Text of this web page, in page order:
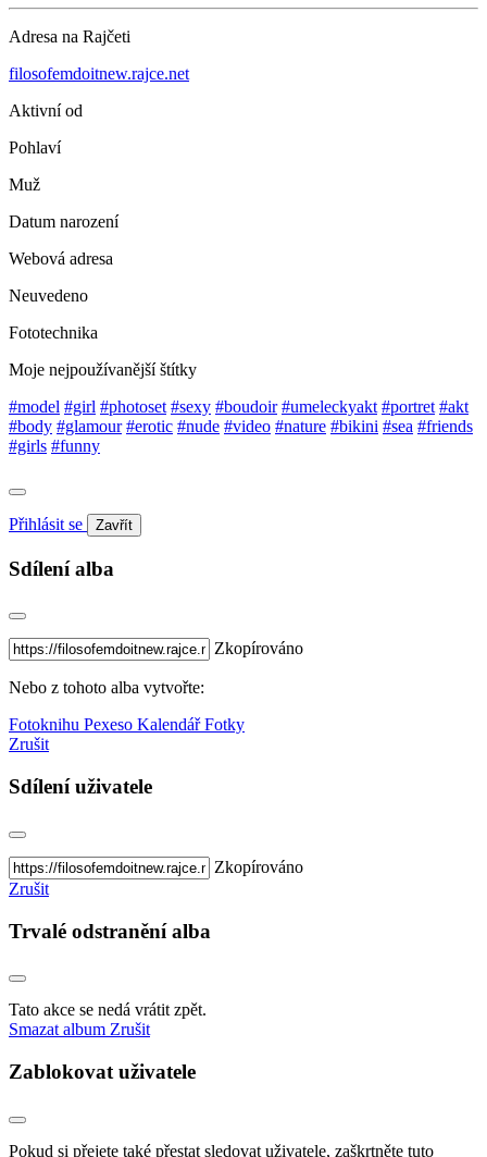
Adresa na Rajčeti
filosofemdoitnew.rajce.net
Aktivní od
Pohlaví
Muž
Datum narození
Webová adresa
Neuvedeno
Fototechnika
Moje nejpoužívanější štítky
#model #girl #photoset #sexy #boudoir #umeleckyakt #portret #akt
#body #glamour #erotic #nude #video #nature #bikini #sea #friends
#girls #funny
Přihlásit se Zavřít
Sdílení alba
Zkopírováno
Nebo z tohoto alba vytvořte:
Fotoknihu Pexeso KalendářFotky
Zrušit
Sdílení uživatele
Zkopírováno
Zrušit
Trvalé odstranění alba
Tato akce se nedá vrátit zpět.
Smazat album Zrušit
Zablokovat uživatele
Pokud si přejete také přestat sledovat uživatele, zaškrtněte tuto